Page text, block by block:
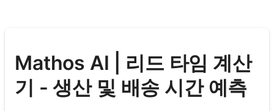
Mathos AI | 리드 타임 계산
기 - 생산 및 배송 시간 예측